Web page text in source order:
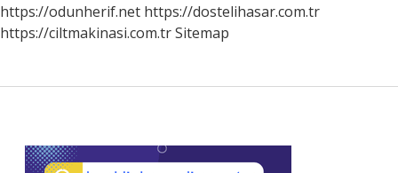
https://odunherif.net https://dostelihasar.com.tr
https://ciltmakinasi.com.trSitemap
Sidebar